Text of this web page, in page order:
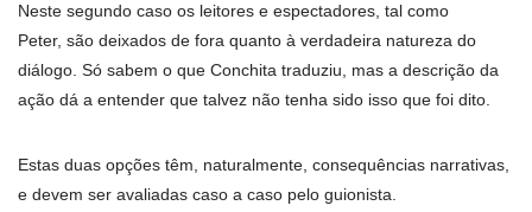
Neste segundo caso os leitores e espectadores, tal como
Peter, são deixados de fora quanto à verdadeira natureza do
diálogo. Só sabem o que Conchita traduziu, mas a descrição da
ação dá a entender que talvez não tenha sido isso que foi dito.
Estas duas opções têm, naturalmente, consequências narrativas,
e devem ser avaliadas caso a caso pelo guionista.